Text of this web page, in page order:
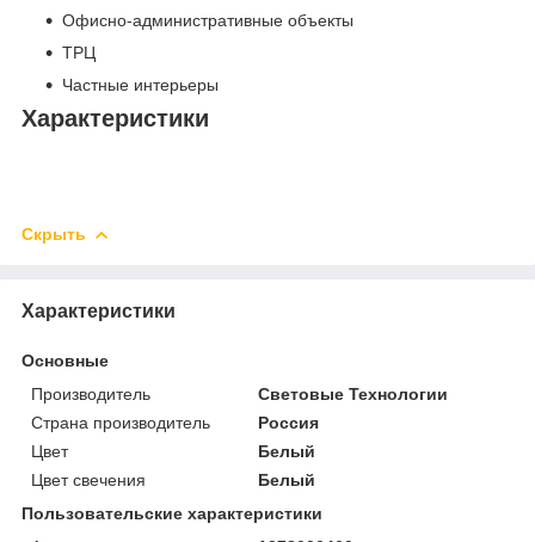
Офисно-административные объекты
ТРЦ
Частные интерьеры
Характеристики
Скрыть
Характеристики
Основные
Производитель
Световые Технологии
Страна производитель
Россия
Цвет
Белый
Цвет свечения
Белый
Пользовательские характеристики